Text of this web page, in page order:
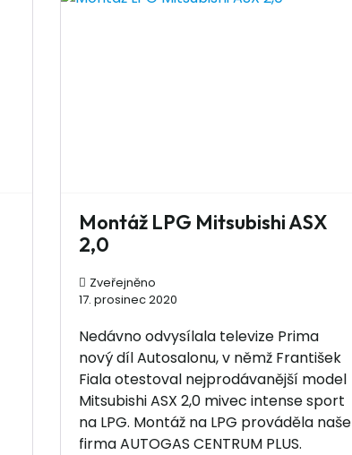
Montáž LPG Mitsubishi ASX
2,0
Zveřejněno
17. prosinec 2020
Nedávno odvysílala televize Prima
nový díl Autosalonu, v němž František
Fiala otestoval nejprodávanější model
Mitsubishi ASX 2,0 mivec intense sport
na LPG. Montáž na LPG prováděla naše
firma AUTOGAS CENTRUM PLUS.